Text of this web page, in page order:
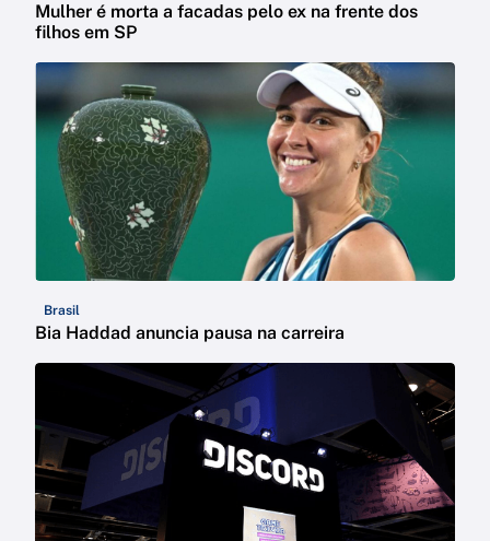
Mulher é morta a facadas pelo ex na frente dos
filhos em SP
Brasil
Bia Haddad anuncia pausa na carreira